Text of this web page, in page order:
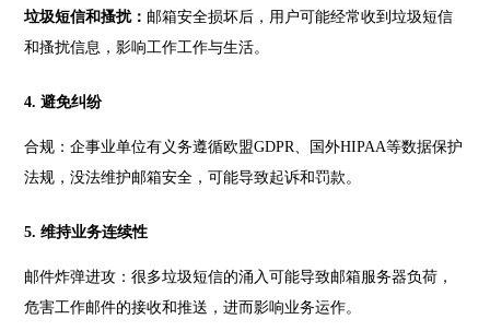
垃圾短信和搔扰： 邮箱安全损坏后，用户可能经常收到垃圾短信
和搔扰信息，影响工作工作与生活。
4. 避免纠纷
合规：企事业单位有义务遵循欧盟GDPR、国外HIPAA等数据保护
法规，没法维护邮箱安全，可能导致起诉和罚款。
5. 维持业务连续性
邮件炸弹进攻：很多垃圾短信的涌入可能导致邮箱服务器负荷，
危害工作邮件的接收和推送，进而影响业务运作。